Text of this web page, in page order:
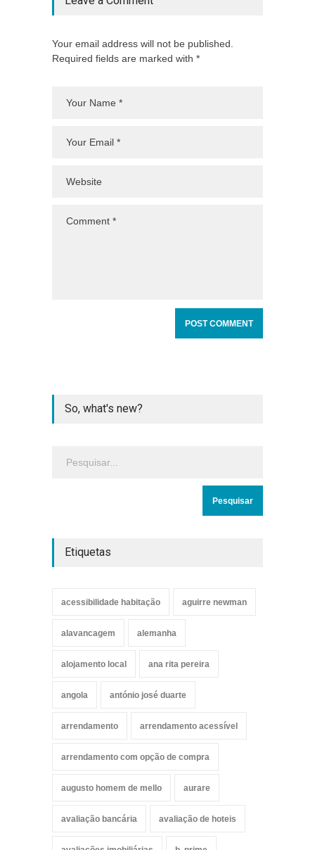
Your email address will not be published.
Required fields are marked with *
So, what's new?
Etiquetas
acessibilidade habitação aguirre newman
alavancagem alemanha
alojamento local ana rita pereira
angola antónio josé duarte
arrendamento arrendamento acessível
arrendamento com opção de compra
augusto homem de mello aurare
avaliação bancária avaliação de hoteis